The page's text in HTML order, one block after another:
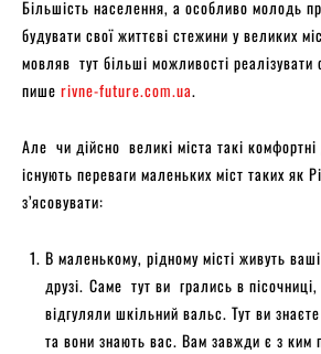
Більшість населення, а особливо молодь
будувати свої життєві стежини у великих
мовляв тут більші можливості реалізувати
пише rivne-future.com.ua.
Але чи дійсно великі міста такі комфортні
існують переваги маленьких міст таких як
з’ясовувати:
В маленькому, рідному місті живуть
друзі. Саме тут ви грались в
відгуляли шкільний вальс. Тут ви
та вони знають вас. Вам завжди є з ким